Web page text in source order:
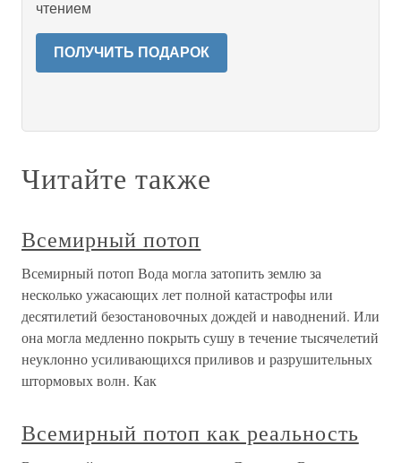
чтением
ПОЛУЧИТЬ ПОДАРОК
Читайте также
Всемирный потоп
Всемирный потоп Вода могла затопить землю за
несколько ужасающих лет полной катастрофы или
десятилетий безостановочных дождей и наводнений. Или
она могла медленно покрыть сушу в течение тысячелетий
неуклонно усиливающихся приливов и разрушительных
штормовых волн. Как
Всемирный потоп как реальность